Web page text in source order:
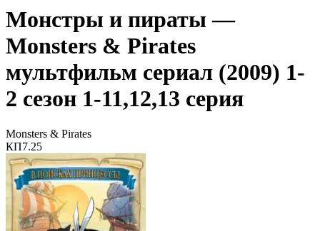
Монстры и пираты —
Monsters & Pirates
мультфильм сериал (2009) 1-
2 сезон 1-11,12,13 серия
Monsters & Pirates
КП7.25